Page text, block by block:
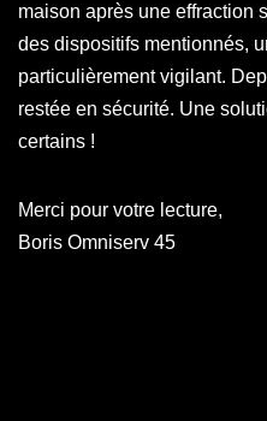
maison après une effraction
des dispositifs mentionnés,
particulièrement vigilant.
restée en sécurité. Une
certains !
Merci pour votre lecture,
Boris Omniserv 45